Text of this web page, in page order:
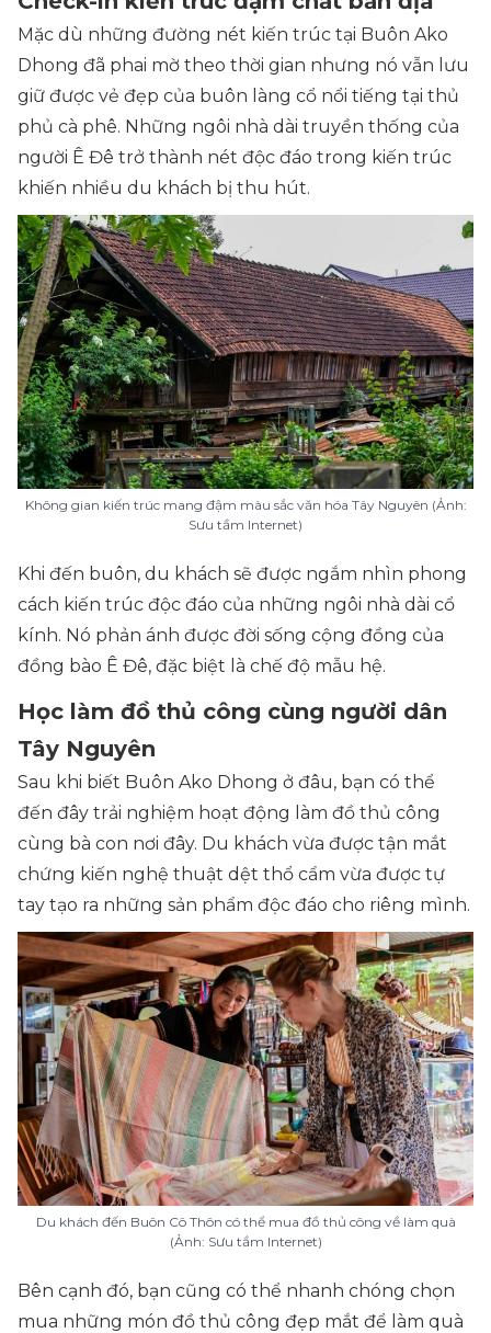
Mặc dù những đường nét kiến trúc tại Buôn Ako
Dhong đã phai mờ theo thời gian nhưng nó vẫn lưu
giữ được vẻ đẹp của buôn làng cổ nổi tiếng tại thủ
phủ cà phê. Những ngôi nhà dài truyền thống của
người Ê Đê trở thành nét độc đáo trong kiến trúc
khiến nhiều du khách bị thu hút.
Không gian kiến trúc mang đậm màu sắc văn hóa Tây Nguyên (Ảnh:
Sưu tầm Internet)
Khi đến buôn, du khách sẽ được ngắm nhìn phong
cách kiến trúc độc đáo của những ngôi nhà dài cổ
kính. Nó phản ánh được đời sống cộng đồng của
đồng bào Ê Đê, đặc biệt là chế độ mẫu hệ.
Học làm đồ thủ công cùng người dân
Tây Nguyên
Sau khi biết Buôn Ako Dhong ở đâu, bạn có thể
đến đây trải nghiệm hoạt động làm đồ thủ công
cùng bà con nơi đây. Du khách vừa được tận mắt
chứng kiến nghệ thuật dệt thổ cẩm vừa được tự
tay tạo ra những sản phẩm độc đáo cho riêng mình.
Du khách đến Buôn Cô Thôn có thể mua đồ thủ công về làm quà
(Ảnh: Sưu tầm Internet)
Bên cạnh đó, bạn cũng có thể nhanh chóng chọn
mua những món đồ thủ công đẹp mắt để làm quà